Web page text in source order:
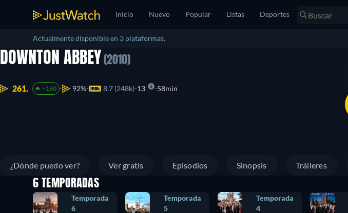
Inicio Nuevo Popular Listas Deportes
Actualmente disponible en 3 plataformas.
DOWNTON ABBEY (2010)
261. +160 92% 8.7 (248k) 13 58min
¿Dónde puedo ver? Ver gratis Episodios Sinopsis Tráileres
6 TEMPORADAS
Temporada
6
Temporada
5
Temporada
4